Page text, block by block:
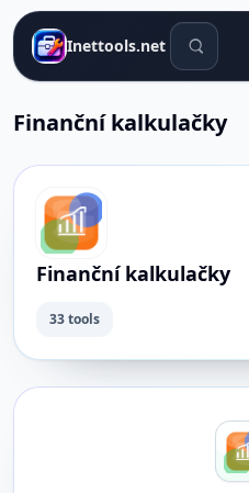
Inettools.net
Finanční kalkulačky
Finanční kalkulačky
33 tools